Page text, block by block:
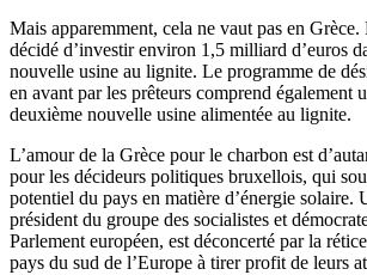
Mais apparemment, cela ne vaut pas en Grèce.
décidé d’investir environ 1,5 milliard d’euros
nouvelle usine au lignite. Le programme de
en avant par les prêteurs comprend également
deuxième nouvelle usine alimentée au lignite.
L’amour de la Grèce pour le charbon est
pour les décideurs politiques bruxellois, qui
potentiel du pays en matière d’énergie solaire.
président du groupe des socialistes et
Parlement européen, est déconcerté par la
pays du sud de l’Europe à tirer profit de leurs